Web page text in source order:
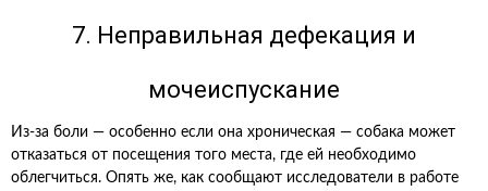
7. Неправильная дефекация и
мочеиспускание
Из-за боли — особенно если она хроническая — собака может
отказаться от посещения того места, где ей необходимо
облегчиться. Опять же, как сообщают исследователи в работе